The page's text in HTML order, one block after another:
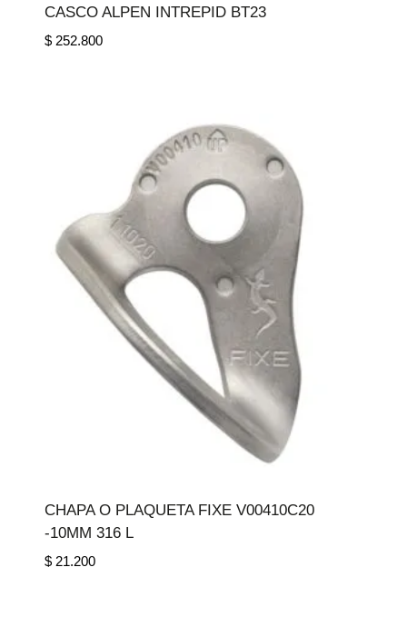
CASCO ALPEN INTREPID BT23
$252.800
CHAPA O PLAQUETA FIXE V00410C20
-10MM 316 L
$21.200